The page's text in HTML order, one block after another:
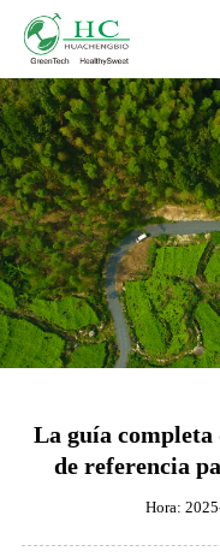
La guía completa
de referencia
Hora: